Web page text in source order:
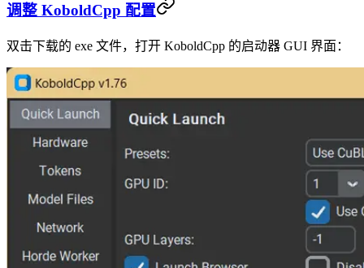
调整 KoboldCpp 配置
双击下载的 exe 文件，打开 KoboldCpp 的启动器 GUI 界面：